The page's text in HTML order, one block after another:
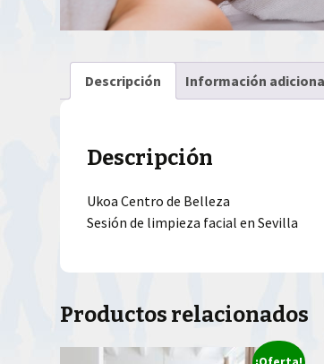
Descripción Información
Descripción
Ukoa Centro de Belleza
Sesión de limpieza facial en Sevilla
Productos relacionados